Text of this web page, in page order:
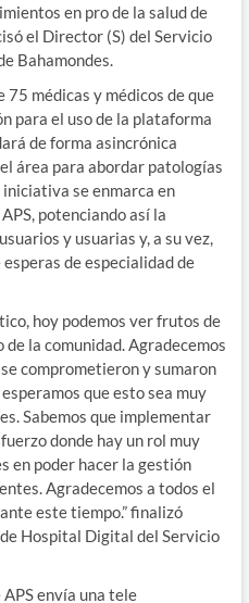
en pro de la salud de
el Director (S) del Servicio
Bahamondes.
75 médicas y médicos de que
para el uso de la plataforma
de forma asincrónica
área para abordar patologías
se enmarca en
potenciando así la
y usuarias y, a su vez,
de especialidad de
hoy podemos ver frutos de
la comunidad. Agradecemos
comprometieron y sumaron
que esto sea muy
Sabemos que implementar
donde hay un rol muy
en poder hacer la gestión
Agradecemos a todos el
este tiempo.” finalizó
Hospital Digital del Servicio
APS envía una tele